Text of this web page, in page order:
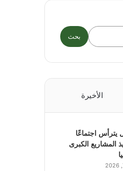
بحث
الأخيرة
يترأس اجتماعًا
المشاريع الكبرى